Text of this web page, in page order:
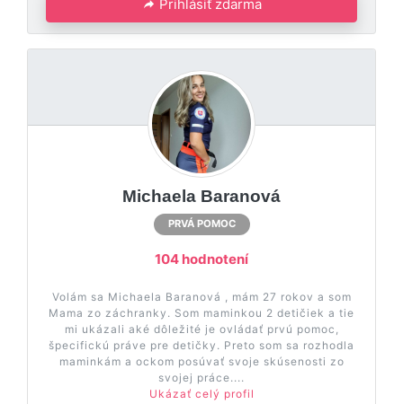
Prihlásiť zdarma
Michaela Baranová
PRVÁ POMOC
104 hodnotení
Volám sa Michaela Baranová , mám 27 rokov a som
Mama zo záchranky. Som maminkou 2 detičiek a tie
mi ukázali aké dôležité je ovládať prvú pomoc,
špecifickú práve pre detičky. Preto som sa rozhodla
maminkám a ockom posúvať svoje skúsenosti zo
svojej práce....
Ukázať celý profil